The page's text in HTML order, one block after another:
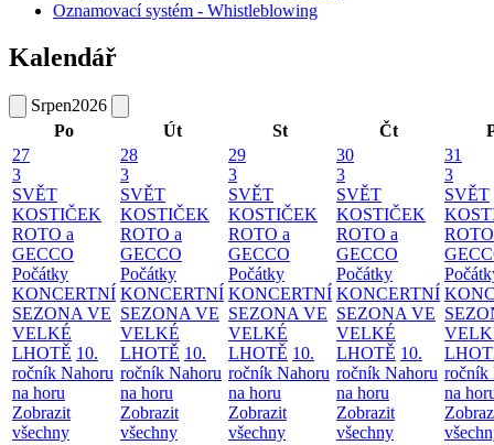
Oznamovací systém - Whistleblowing
Kalendář
Srpen2026
Po
Út St Čt
27
3
SVĚT
KOSTIČEK
ROTO a
GECCO
Počátky
KONCERTNÍ
SEZONA VE
VELKÉ
LHOTĚ 10.
ročník Nahoru
na horu
Zobrazit
všechny
28
3
SVĚT
KOSTIČEK
ROTO a
GECCO
Počátky
KONCERTNÍ
SEZONA VE
VELKÉ
LHOTĚ 10.
ročník Nahoru
na horu
Zobrazit
všechny
29
3
SVĚT
KOSTIČEK
ROTO a
GECCO
Počátky
KONCERTNÍ
SEZONA VE
VELKÉ
LHOTĚ 10.
ročník Nahoru
na horu
Zobrazit
všechny
30
3
SVĚT
KOSTIČEK
ROTO a
GECCO
Počátky
KONCERTNÍ
SEZONA VE
VELKÉ
LHOTĚ 10.
ročník Nahoru
na horu
Zobrazit
všechny
31
3
SVĚT
ročník
na